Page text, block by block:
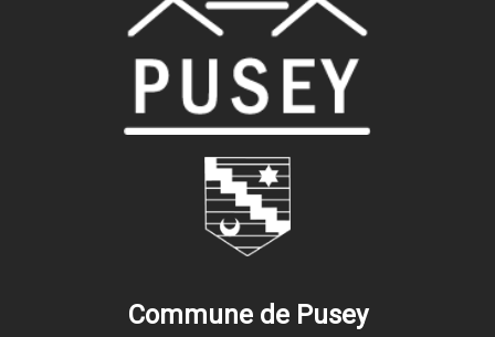
Commune de Pusey